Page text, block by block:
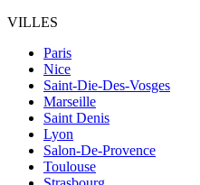
VILLES
Paris
Nice
Saint-Die-Des-Vosges
Marseille
Saint Denis
Lyon
Salon-De-Provence
Toulouse